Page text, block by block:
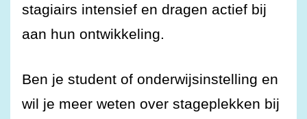
stagiairs intensief en dragen actief bij
aan hun ontwikkeling.
Ben je student of onderwijsinstelling en
wil je meer weten over stageplekken bij